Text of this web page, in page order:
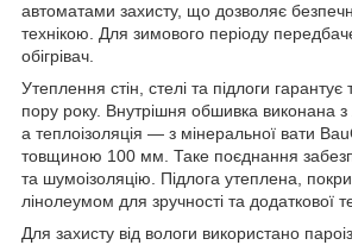
автоматами захисту, що дозволяє
технікою. Для зимового періоду
обігрівач.
Утеплення стін, стелі та підлоги
пору року. Внутрішня обшивка виконана
а теплоізоляція — з мінеральної вати
товщиною 100 мм. Таке поєднання
та шумоізоляцію. Підлога утеплена,
лінолеумом для зручності та додаткової
Для захисту від вологи використано